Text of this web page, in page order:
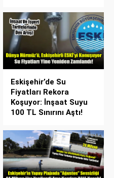
Eskişehir’de Su
Fiyatları Rekora
Koşuyor: İnşaat Suyu
100 TL Sınırını Aştı!